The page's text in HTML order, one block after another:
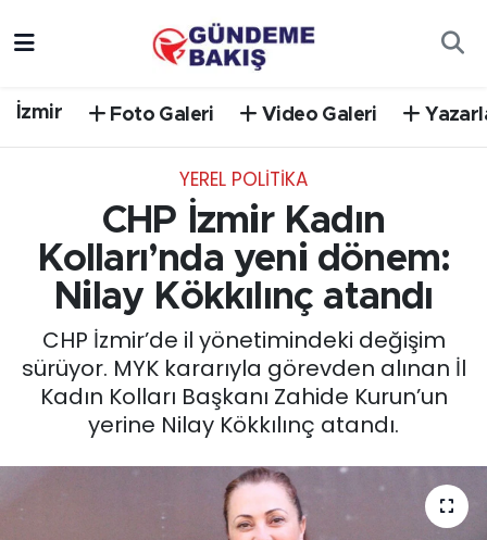
İzmir Foto Galeri Video Galeri
YEREL POLİTİKA
CHP İzmir Kadın
Kolları’nda yeni dönem:
Nilay Kökkılınç atandı
CHP İzmir’de il yönetimindeki değişim
sürüyor. MYK kararıyla görevden alınan İl
Kadın Kolları Başkanı Zahide Kurun’un
yerine Nilay Kökkılınç atandı.
EGE
EĞİTİM
EKONOMİ
English News
GÜNCEL
KÜLTÜR SANAT
Trafik Durumu
Süper Lig Puan Durumu ve Fikstür
Tüm Manşetler
Son Dakika Haberleri
Haber Arşivi